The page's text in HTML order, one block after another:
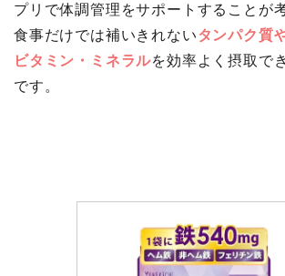
プリで体調管理をサポートすることが
食事だけでは補いきれない タンパク質
ビタミン・ミネラルを効率よく摂取で
です。